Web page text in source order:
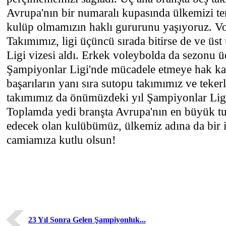
Avrupa'nın bir numaralı kupasında ülkemizi
kulüp olmamızın haklı gururunu yaşıyoruz.
Takımımız, ligi üçüncü sırada bitirse de ve
Ligi vizesi aldı. Erkek voleybolda da sezonu
Şampiyonlar Ligi'nde mücadele etmeye hak
başarıların yanı sıra sutopu takımımız ve
takımımız da önümüzdeki yıl Şampiyonlar
Toplamda yedi branşta Avrupa'nın en büyük
edecek olan kulübümüz, ülkemiz adına da
camiamıza kutlu olsun!
23 Yıl Sonra Gelen Şampiyonluk...